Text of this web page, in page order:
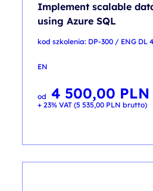
Implement scalable
using Azure SQL
kod szkolenia: DP-300 / ENG DL
EN
od 4 500,00 PLN
+ 23% VAT (5 535,00 PLN brutto)